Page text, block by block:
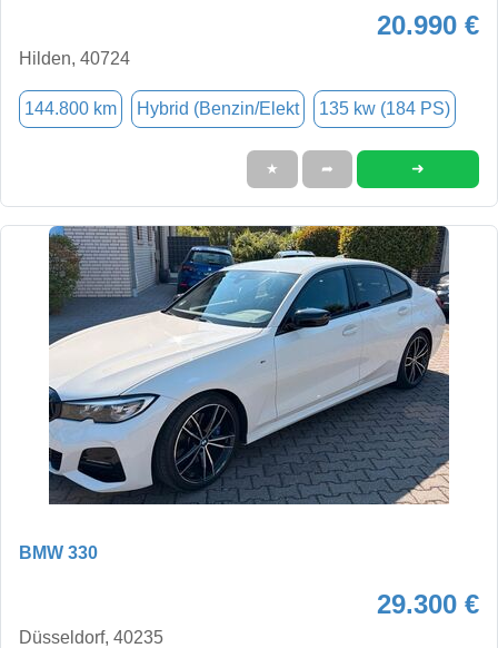
20.990 €
Hilden, 40724
144.800 km Hybrid (Benzin/Elekt 135 kw (184 PS)
★ ➦ ➜
BMW 330
29.300 €
Düsseldorf, 40235